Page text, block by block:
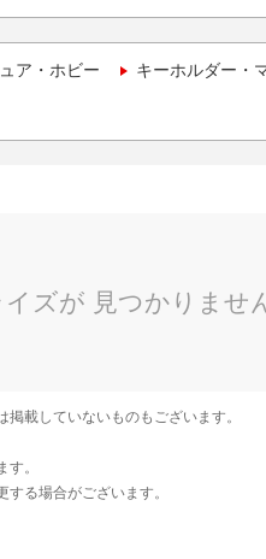
ア・ホビー キーホルダー・